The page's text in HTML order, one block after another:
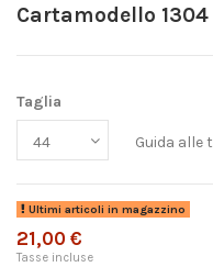
Cartamodello 1304
Taglia
Guida alle
Ultimi articoli in magazzino
21,00 €
Tasse incluse